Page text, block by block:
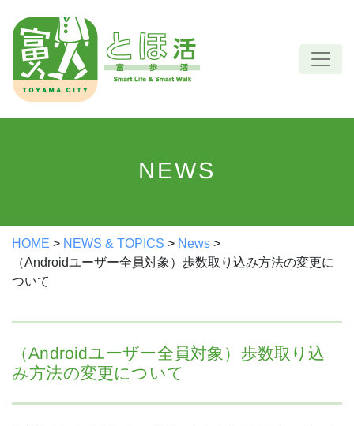
content
NEWS
HOME > NEWS & TOPICS > News >
（Androidユーザー全員対象）歩数取り込み方法の変更に
ついて
（Androidユーザー全員対象）歩数取り込
み方法の変更について